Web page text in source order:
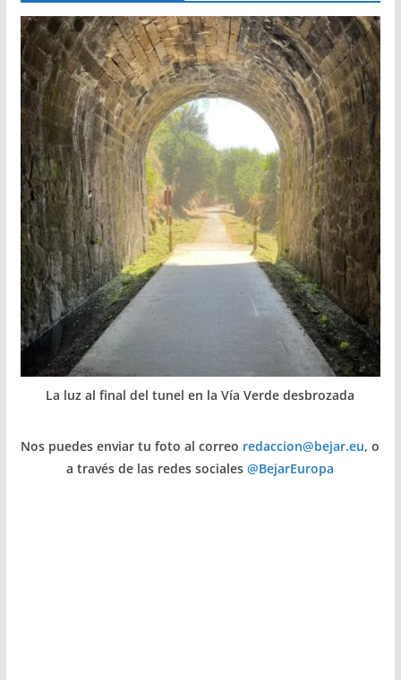
La luz al final del tunel en la Vía Verde desbrozada
Nos puedes enviar tu foto al correo redaccion@bejar.eu, o
a través de las redes sociales@BejarEuropa